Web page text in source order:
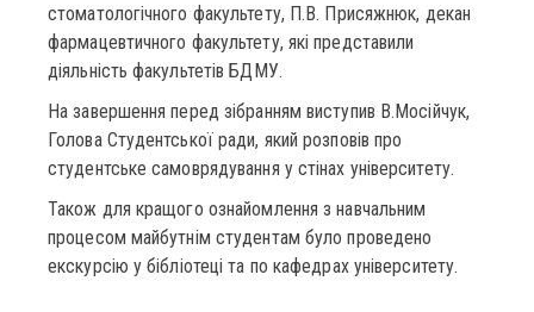
стоматологічного факультету, П.В. Присяжнюк, декан
фармацевтичного факультету, які представили
діяльність факультетів БДМУ.
На завершення перед зібранням виступив В.Мосійчук,
Голова Студентської ради, який розповів про
студентське самоврядування у стінах університету.
Також для кращого ознайомлення з навчальним
процесом майбутнім студентам було проведено
екскурсію у бібліотеці та по кафедрах університету.